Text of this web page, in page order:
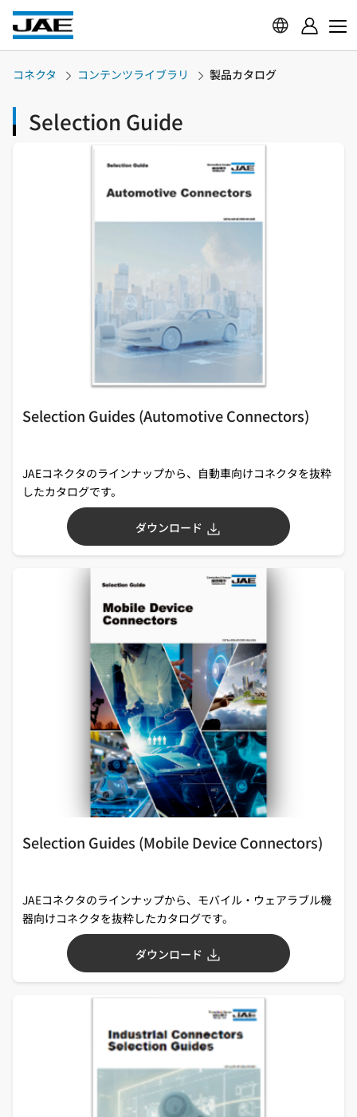
コネクタ コンテンツライブラリ 製品カタログ
Selection Guide
Selection Guides (Automotive Connectors)
JAEコネクタのラインナップから、自動車向けコネクタを抜粋
したカタログです。
ダウンロード
Selection Guides (Mobile Device Connectors)
JAEコネクタのラインナップから、モバイル・ウェアラブル機
器向けコネクタを抜粋したカタログです。
ダウンロード